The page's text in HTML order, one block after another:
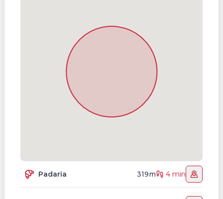
Padaria 319m 4 min